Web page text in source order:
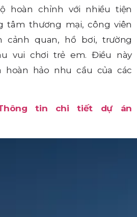
hoàn chỉnh với nhiều tiện
tâm thương mại, công viên
cảnh quan, hồ bơi, trường
vui chơi trẻ em. Điều này
hảo nhu cầu của các
tin chi tiết dự án